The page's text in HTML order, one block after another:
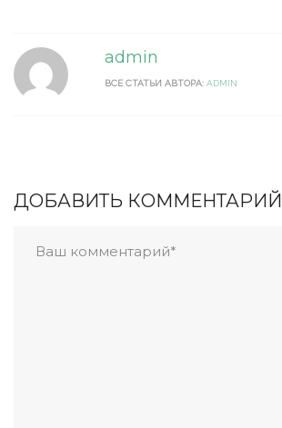
admin
ВСЕ СТАТЬИ АВТОРА: ADMIN
ДОБАВИТЬ КОММЕНТАРИЙ